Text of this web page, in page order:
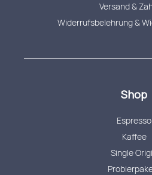
Versand &
Widerrufsbelehrung &
Shop
Espresso
Kaffee
Single